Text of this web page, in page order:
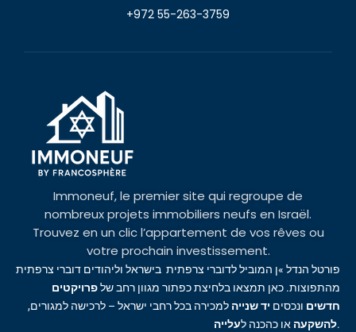
+972 55-263-3759
Immoneuf, le premier site qui regroupe de
nombreux projets immobiliers neufs en Israël.
Trouvez en un clic l’appartement de vos rêves ou
votre prochain investissement.
פורטל הנדל »ן המוביל לדוברי צרפתית בישראל וליהודים דוברי צרפתית
מהתפוצות. כאן תמצאו בלחיצת כפתור מגוון רחב שלפרויקטים
חדשים ונכסים יד שנייה למכירה בכל רחבי ישראל – לרכישה למגורים,
להשקעה או כהכנה לעלייה .